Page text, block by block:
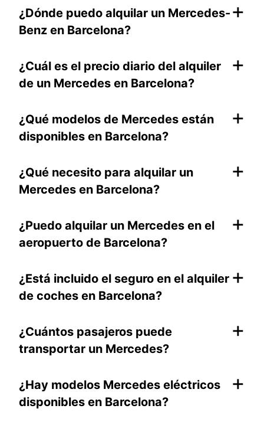
¿Dónde puedo alquilar un Mercedes-
Benz en Barcelona?
+
¿Cuál es el precio diario del alquiler
de un Mercedes en Barcelona?
+
¿Qué modelos de Mercedes están
disponibles en Barcelona?
+
¿Qué necesito para alquilar un
Mercedes en Barcelona?
+
¿Puedo alquilar un Mercedes en el
aeropuerto de Barcelona?
+
¿Está incluido el seguro en el alquiler
de coches en Barcelona?
+
¿Cuántos pasajeros puede
transportar un Mercedes?
+
¿Hay modelos Mercedes eléctricos
disponibles en Barcelona?
+